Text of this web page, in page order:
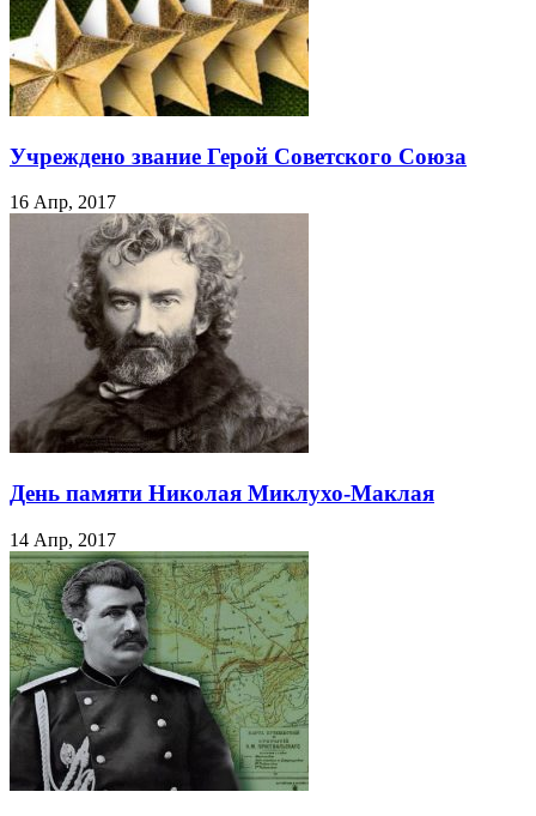
Учреждено звание Герой Советского Союза
16 Апр, 2017
День памяти Николая Миклухо-Маклая
14 Апр, 2017